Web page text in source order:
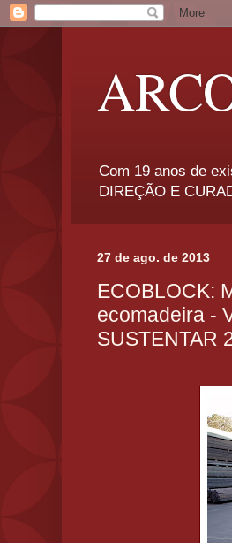
Com 19 anos de
DIREÇÃO E
27 de ago. de 2013
ECOBLOCK:
ecomadeira -
SUSTENTAR